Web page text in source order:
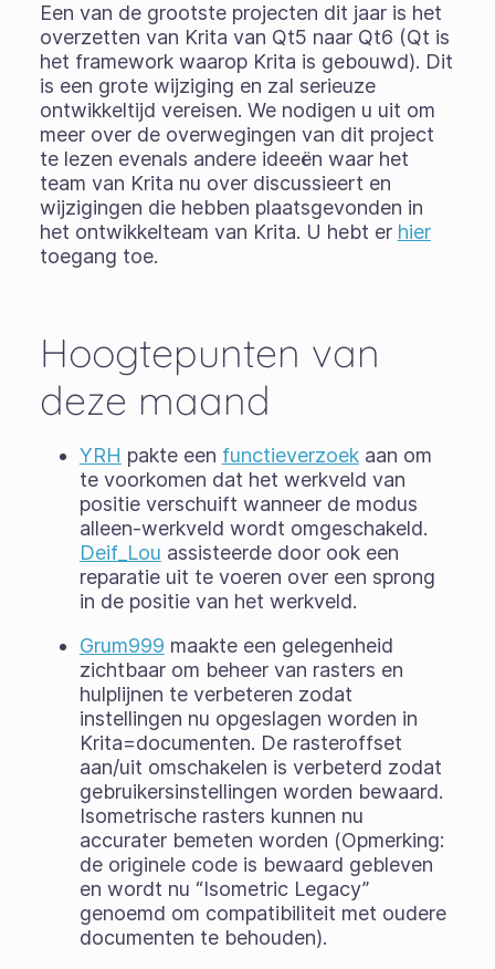
Een van de grootste projecten dit jaar is het
overzetten van Krita van Qt5 naar Qt6 (Qt is
het framework waarop Krita is gebouwd). Dit
is een grote wijziging en zal serieuze
ontwikkeltijd vereisen. We nodigen u uit om
meer over de overwegingen van dit project
te lezen evenals andere ideeën waar het
team van Krita nu over discussieert en
wijzigingen die hebben plaatsgevonden in
het ontwikkelteam van Krita. U hebt er hier
toegang toe.
Hoogtepunten van
deze maand
YRH pakte een functieverzoekaan om
te voorkomen dat het werkveld van
positie verschuift wanneer de modus
alleen-werkveld wordt omgeschakeld.
Deif_Lou assisteerde door ook een
reparatie uit te voeren over een sprong
in de positie van het werkveld.
Grum999 maakte een gelegenheid
zichtbaar om beheer van rasters en
hulplijnen te verbeteren zodat
instellingen nu opgeslagen worden in
Krita=documenten. De rasteroffset
aan/uit omschakelen is verbeterd zodat
gebruikersinstellingen worden bewaard.
Isometrische rasters kunnen nu
accurater bemeten worden (Opmerking:
de originele code is bewaard gebleven
en wordt nu “Isometric Legacy”
genoemd om compatibiliteit met oudere
documenten te behouden).